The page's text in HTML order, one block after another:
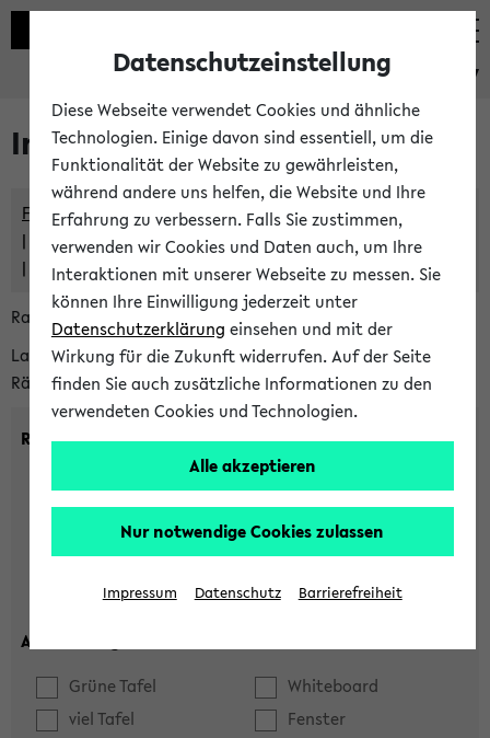
eKVV
Im eKVV verwaltete Räume
Freie Räume und Veranstaltungsüberschneidungen
Raumüberschneidungen
Hinweise der zentralen Raumvergabe
Raumanfragen:
raumvergabe@uni-bielefeld.de
Lassen Sie sich alle Räume anzeigen oder suchen Sie nach
Räumen mit bestimmten Eigenschaften:
Raumkriterien:
max. Plätze:
Ausstattung:
Grüne Tafel
Whiteboard
viel Tafel
Fenster
Datenschutzeinstellung
Diese Webseite verwendet Cookies und ähnliche
Technologien. Einige davon sind essentiell, um die
Funktionalität der Website zu gewährleisten,
während andere uns helfen, die Website und Ihre
Erfahrung zu verbessern. Falls Sie zustimmen,
verwenden wir Cookies und Daten auch, um Ihre
Interaktionen mit unserer Webseite zu messen. Sie
können Ihre Einwilligung jederzeit unter
Datenschutzerklärung einsehen und mit der
Wirkung für die Zukunft widerrufen. Auf der Seite
finden Sie auch zusätzliche Informationen zu den
verwendeten Cookies und Technologien.
Alle akzeptieren
Nur notwendige Cookies zulassen
Impressum Datenschutz Barrierefreiheit